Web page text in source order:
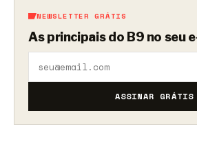
NEWSLETTER GRÁTIS
As principais do B9 no seu
ASSINAR GRÁTIS